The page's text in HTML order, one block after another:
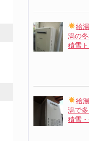
給
潟の
積雪
給
潟で
積雪